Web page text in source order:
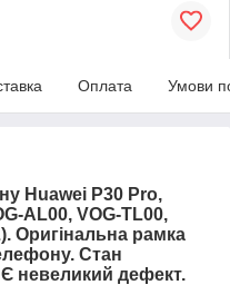
Оплата Умови
Huawei P30 Pro,
AL00, VOG-TL00,
Оригінальна рамка
Стан
невеликий дефект.